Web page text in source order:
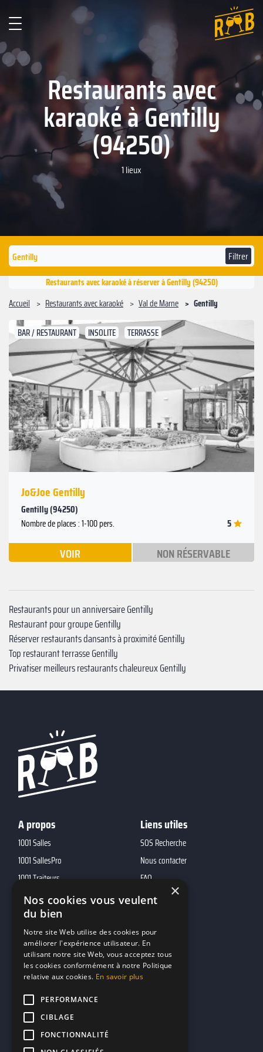
Restaurants avec
karaoké à Gentilly
(94250)
1 lieux
Filtrer
Restaurants avec karaoké à réserver à Gentilly (94250)
Accueil
Restaurants avec karaoké Val de Marne Gentilly
BAR / RESTAURANT INSOLITE TERRASSE
Précédent
Suivant
Jo&Joe Gentilly
Gentilly (94250)
Nombre de places : 1-100 pers. 5
VOIR NON RÉSERVABLE
Restaurants pour un anniversaire Gentilly
Restaurant pour groupe Gentilly
Réserver restaurants dansants à proximité Gentilly
Top restaurant terrasse Gentilly
Privatiser meilleurs restaurants chaleureux Gentilly
A propos
1001 Salles
1001 SallesPro
1001 Traiteurs
1001 DJ
10h01
MP2
Liens utiles
SOS Recherche
Nous contacter
FAQ
Contacts
marketing@reserverunbar.fr
11 rue Maurice Grandcoing
94200 Ivry-sur-Seine
×
Nos cookies vous veulent
du bien
Notre site Web utilise des cookies pour
améliorer l'expérience utilisateur. En
utilisant notre site Web, vous acceptez tous
les cookies conformément à notre Politique
relative aux cookies. En savoir plus
PERFORMANCE
CIBLAGE
FONCTIONNALITÉ